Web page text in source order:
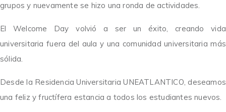
grupos y nuevamente se hizo una ronda de actividades.
El Welcome Day volvió a ser un éxito, creando vida
universitaria fuera del aula y una comunidad universitaria más
sólida.
Desde la Residencia Universitaria UNEATLANTICO, deseamos
una feliz y fructífera estancia a todos los estudiantes nuevos.